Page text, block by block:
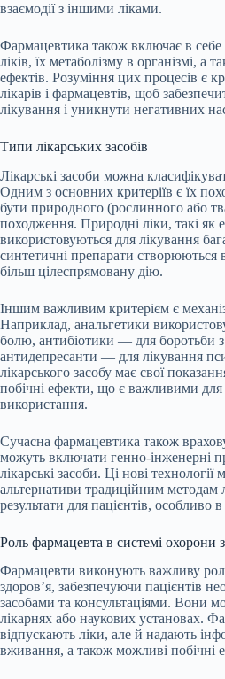
взаємодії з іншими ліками.
Фармацевтика також включає в себе
ліків, їх метаболізму в організмі,
ефектів. Розуміння цих процесів є
лікарів і фармацевтів, щоб
лікування і уникнути негативних
Типи лікарських засобів
Лікарські засоби можна
Одним з основних критеріїв є їх
бути природного (рослинного або
походження. Природні ліки, такі як
використовуються для лікування
синтетичні препарати створюються
більш цілеспрямовану дію.
Іншим важливим критерієм є
Наприклад, анальгетики
болю, антибіотики — для боротьби з
антидепресанти — для лікування
лікарського засобу має свої
побічні ефекти, що є важливими для
використання.
Сучасна фармацевтика також
можуть включати генно-інженерні
лікарські засоби. Ці нові
альтернативи традиційним методам
результати для пацієнтів, особливо
Роль фармацевта в системі охорони
Фармацевти виконують важливу
здоров’я, забезпечуючи пацієнтів
засобами та консультаціями. Вони
лікарнях або наукових установах.
відпускають ліки, але й надають
вживання, а також можливі побічні